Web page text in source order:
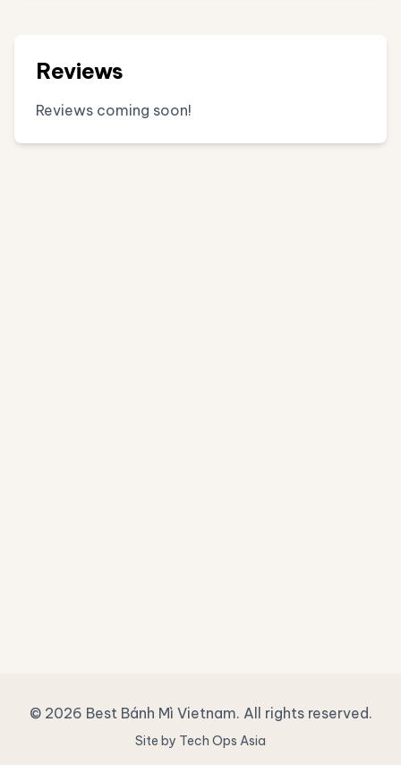
Reviews
Reviews coming soon!
© 2026 Best Bánh Mì Vietnam. All rights reserved.
Site by Tech Ops Asia